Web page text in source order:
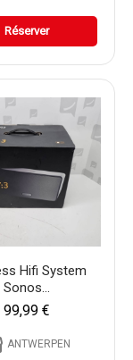
Réserver
Hifi System
Sonos...
99,99 €
ANTWERPEN